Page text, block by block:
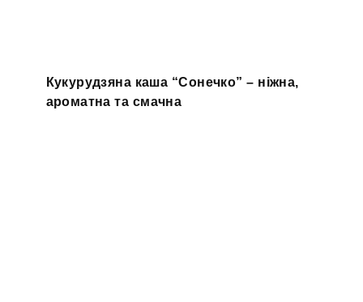
Кукурудзяна каша “Сонечко” – ніжна,
ароматна та смачна